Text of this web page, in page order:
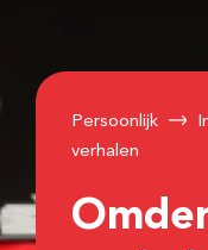
Persoonlijk
verhalen